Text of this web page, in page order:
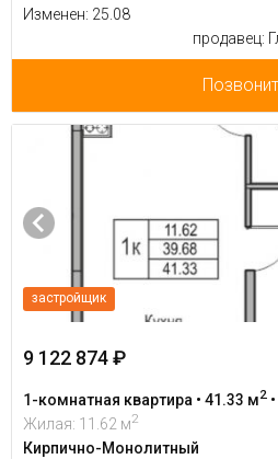
Изменен: 25.08
продавец:
застройщик
9 122 874 ₽
1-комнатная квартира • 41.33 м2 •
Жилая: 11.62 м2
Кирпично-Монолитный